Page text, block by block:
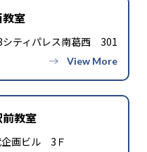
室
シティパレス南葛西 301
教室
企画ビル 3Ｆ